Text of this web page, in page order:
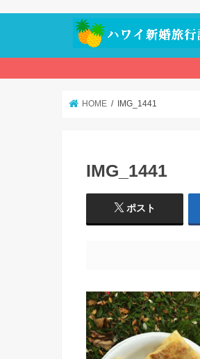
HOME IMG_1441
IMG_1441
ポスト